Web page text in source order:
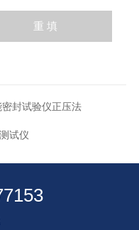
封试验仪正压法
试仪